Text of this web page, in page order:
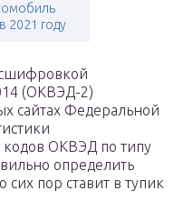
2021 году
(ОКВЭД-2)
сайтах Федеральной
кодов ОКВЭД по типу
определить
сих пор ставит в тупик